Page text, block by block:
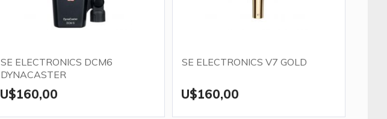
SE ELECTRONICS DCM6
DYNACASTER
U$160,00
SE ELECTRONICS V7 GOLD
U$160,00